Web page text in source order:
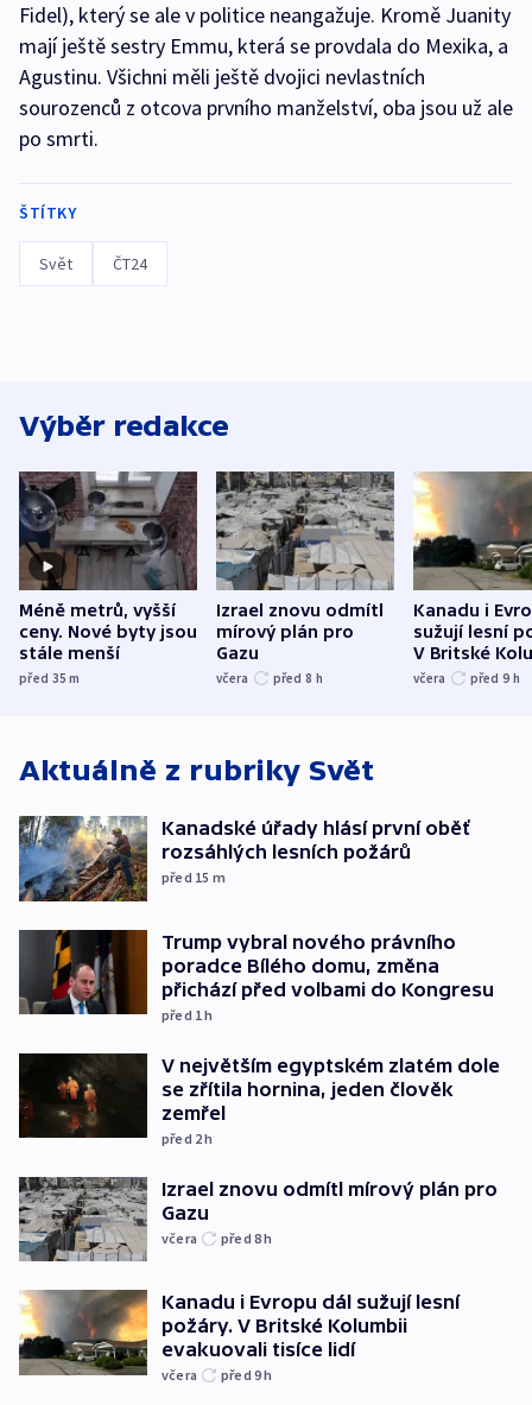
Fidel), který se ale v politice neangažuje. Kromě Juanity
mají ještě sestry Emmu, která se provdala do Mexika, a
Agustinu. Všichni měli ještě dvojici nevlastních
sourozenců z otcova prvního manželství, oba jsou už ale
po smrti.
ŠTÍTKY
Svět ČT24
Výběr redakce
Méně metrů, vyšší
ceny. Nové byty jsou
stále menší
před 35m
Izrael znovu odmítl
mírový plán pro
Gazu
včera před 8 h
Kanadu i
sužují lesní
V Britské
evakuovali
včera před 9 h
Aktuálně z rubriky Svět
Kanadské úřady hlásí první oběť
rozsáhlých lesních požárů
před 15 m
Trump vybral nového právního
poradce Bílého domu, změna
přichází před volbami do Kongresu
před 1h
V největším egyptském zlatém dole
se zřítila hornina, jeden člověk
zemřel
před 2h
Izrael znovu odmítl mírový plán pro
Gazu
včera před 8h
Kanadu i Evropu dál sužují lesní
požáry. V Britské Kolumbii
evakuovali tisíce lidí
včera před 9h